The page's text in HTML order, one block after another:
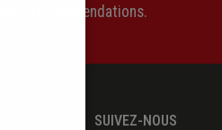
recommendations.
SUIVEZ-NOUS